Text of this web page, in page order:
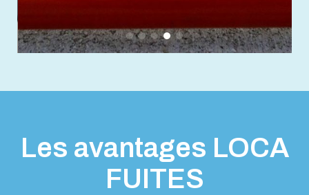
Les avantages LOCA
FUITES